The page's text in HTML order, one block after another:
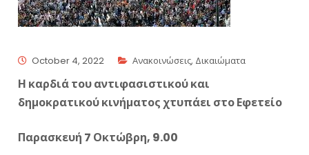
October 4, 2022 Ανακοινώσεις, Δικαιώματα
Η καρδιά του αντιφασιστικού και
δημοκρατικού κινήματος χτυπάει στο Εφετείο
Παρασκευή 7 Οκτώβρη, 9.00